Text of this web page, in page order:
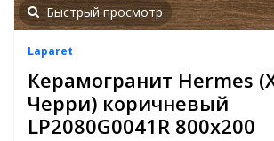
Быстрый просмотр
Laparet
Керамогранит Hermes
Черри) коричневый
LP2080G0041R 800х200